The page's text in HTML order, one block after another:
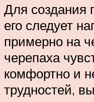
Для создания
его следует
примерно на
черепаха
комфортно и
трудностей,